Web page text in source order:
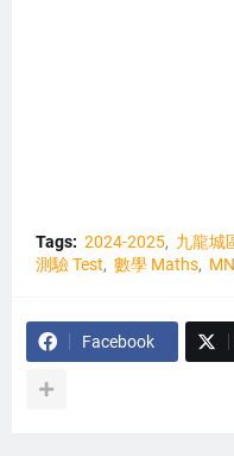
Tags: 2024-2025 九龍城
測驗 Test
數學 Maths
Facebook